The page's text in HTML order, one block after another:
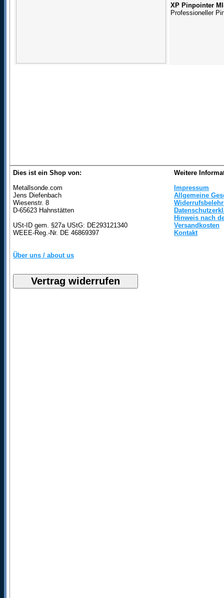
XP Pinpointer
Professioneller
Dies ist ein Shop von:
Metallsonde.com
Jens Diefenbach
Wiesenstr. 8
D-65623 Hahnstätten
USt-ID gem. §27a UStG: DE293121340
WEEE-Reg.-Nr. DE 46869397
Über uns / about us
Weitere
Impressum
Allgemeine
Hinweis nach
Versandkosten
Kontakt